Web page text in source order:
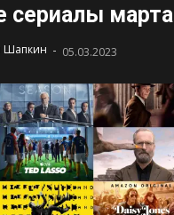
сериалы марта
Шапкин - 05.03.2023